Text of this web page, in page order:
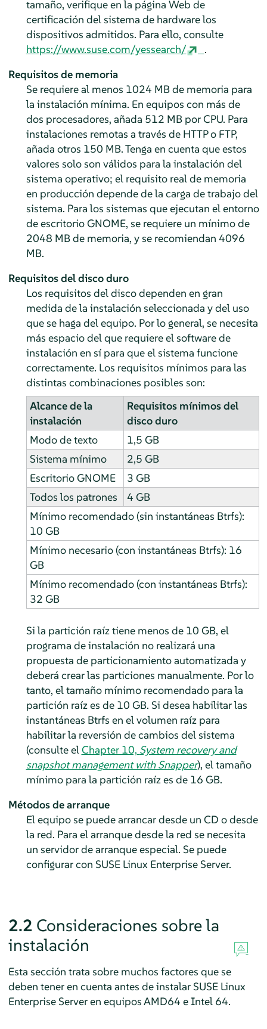
tamaño, verifique en la página Web de
certificación del sistema de hardware los
dispositivos admitidos. Para ello, consulte
https://www.suse.com/yessearch/
.
Requisitos de memoria
Se requiere al menos 1024 MB de memoria para
la instalación mínima. En equipos con más de
dos procesadores, añada 512 MB por CPU. Para
instalaciones remotas a través de HTTP o FTP,
añada otros 150 MB. Tenga en cuenta que estos
valores solo son válidos para la instalación del
sistema operativo; el requisito real de memoria
en producción depende de la carga de trabajo del
sistema. Para los sistemas que ejecutan el entorno
de escritorio GNOME, se requiere un mínimo de
2048 MB de memoria, y se recomiendan 4096
MB.
Requisitos del disco duro
Los requisitos del disco dependen en gran
medida de la instalación seleccionada y del uso
que se haga del equipo. Por lo general, se necesita
más espacio del que requiere el software de
instalación en sí para que el sistema funcione
correctamente. Los requisitos mínimos para las
distintas combinaciones posibles son:
Alcance de la
instalación
Requisitos mínimos del
disco duro
Modo de texto
1,5 GB
Sistema mínimo
2,5 GB
Escritorio GNOME
3 GB
Todos los patrones
4 GB
Mínimo recomendado (sin instantáneas Btrfs):
10 GB
Mínimo necesario (con instantáneas Btrfs): 16
GB
Mínimo recomendado (con instantáneas Btrfs):
32 GB
Si la partición raíz tiene menos de 10 GB, el
programa de instalación no realizará una
propuesta de particionamiento automatizada y
deberá crear las particiones manualmente. Por lo
tanto, el tamaño mínimo recomendado para la
partición raíz es de 10 GB. Si desea habilitar las
instantáneas Btrfs en el volumen raíz para
habilitar la reversión de cambios del sistema
(consulte elChapter 10, System recovery and
snapshot management with Snapper), el tamaño
mínimo para la partición raíz es de 16 GB.
Métodos de arranque
El equipo se puede arrancar desde un CD o desde
la red. Para el arranque desde la red se necesita
un servidor de arranque especial. Se puede
configurar con SUSE Linux Enterprise Server.
2.2 Consideraciones sobre la
instalación
Esta sección trata sobre muchos factores que se
deben tener en cuenta antes de instalar SUSE Linux
Enterprise Serveren equipos AMD64 e Intel 64.